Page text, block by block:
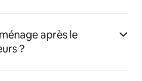
après le
?